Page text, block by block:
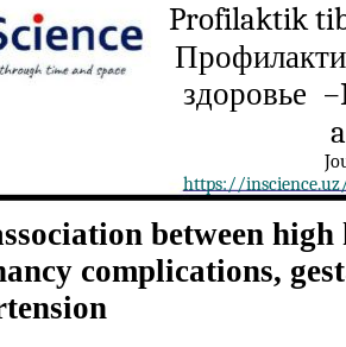
Profilaktik
здоровье –
https://
between
complications,